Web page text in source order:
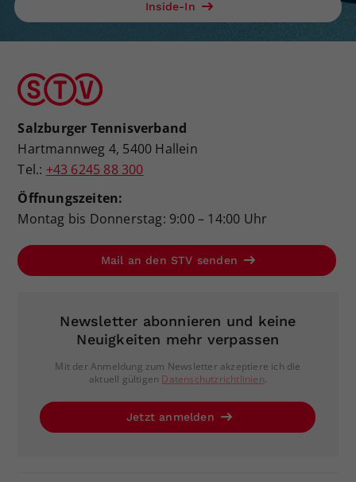
Inside-In
Salzburger Tennisverband
Hartmannweg 4, 5400 Hallein
Tel.: +43 6245 88 300
Öffnungszeiten:
Montag bis Donnerstag: 9:00 – 14:00 Uhr
Mail an den STV senden
Newsletter abonnieren und keine
Neuigkeiten mehr verpassen
Mit der Anmeldung zum Newsletter akzeptiere ich die
aktuell gültigen Datenschutzrichtlinien.
Jetzt anmelden